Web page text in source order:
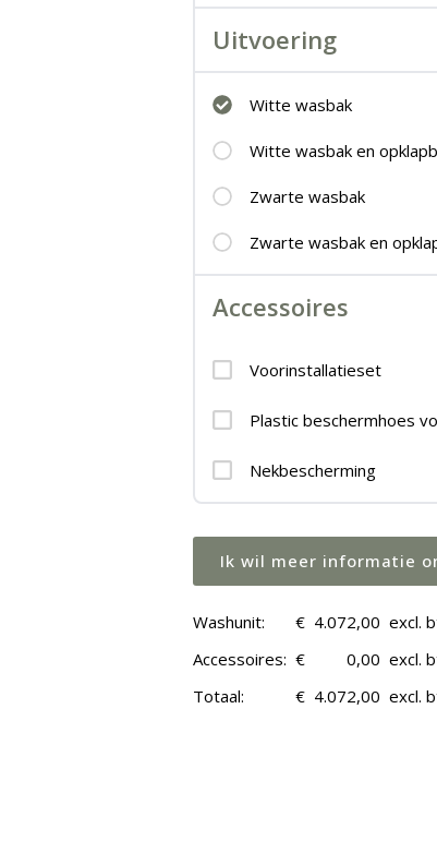
Uitvoering
Witte wasbak
Witte wasbak en
Zwarte wasbak
Zwarte wasbak en
Accessoires
Voorinstallatieset
Plastic beschermhoes
Nekbescherming
Ik wil meer informatie
Washunit: € 4.072,00 excl.
Accessoires: € 0,00 excl.
Totaal:
€ 4.072,00 excl.